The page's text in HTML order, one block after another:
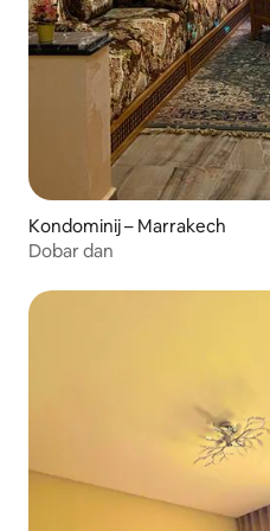
Kondominij – Marrakech
Dobar dan